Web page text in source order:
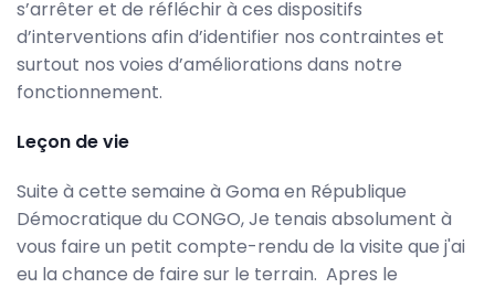
s’arrêter et de réfléchir à ces dispositifs
d’interventions afin d’identifier nos contraintes et
surtout nos voies d’améliorations dans notre
fonctionnement.
Leçon de vie
Suite à cette semaine à Goma en République
Démocratique du CONGO, Je tenais absolument à
vous faire un petit compte-rendu de la visite que j'ai
eu la chance de faire sur le terrain. Apres le